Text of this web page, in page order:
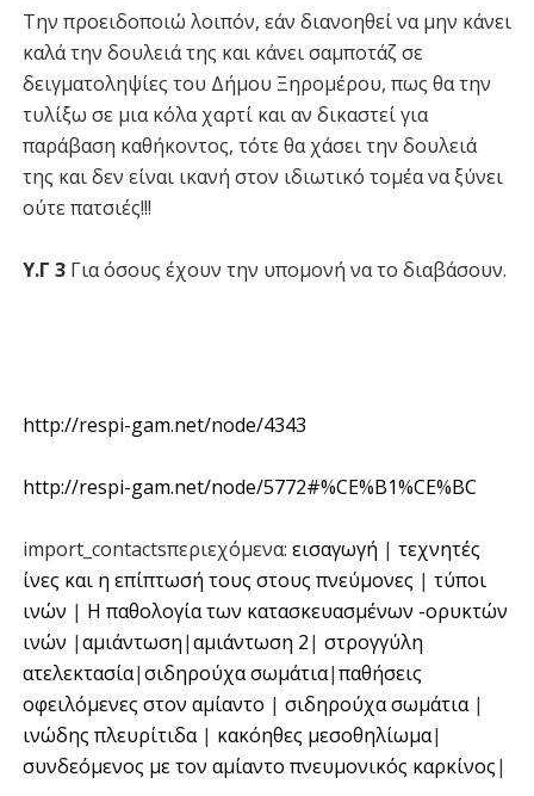
Την προειδοποιώ λοιπόν, εάν διανοηθεί να μην κάνει
καλά την δουλειά της και κάνει σαμποτάζ σε
δειγματοληψίες του Δήμου Ξηρομέρου, πως θα την
τυλίξω σε μια κόλα χαρτί και αν δικαστεί για
παράβαση καθήκοντος, τότε θα χάσει την δουλειά
της και δεν είναι ικανή στον ιδιωτικό τομέα να ξύνει
ούτε πατσιές!!!
Υ.Γ 3 Για όσους έχουν την υπομονή να το διαβάσουν.
http://respi-gam.net/node/4343
http://respi-gam.net/node/5772#%CE%B1%CE%BC
import_contactsπεριεχόμενα: εισαγωγή | τεχνητές
ίνες και η επίπτωσή τους στους πνεύμονες | τύποι
ινών | Η παθολογία των κατασκευασμένων -ορυκτών
ινών |αμιάντωση|αμιάντωση 2| στρογγύλη
ατελεκτασία|σιδηρούχα σωμάτια|παθήσεις
οφειλόμενες στον αμίαντο | σιδηρούχα σωμάτια|
ινώδης πλευρίτιδα| κακόηθες μεσοθηλίωμα|
συνδεόμενος με τον αμίαντο πνευμονικός καρκίνος|